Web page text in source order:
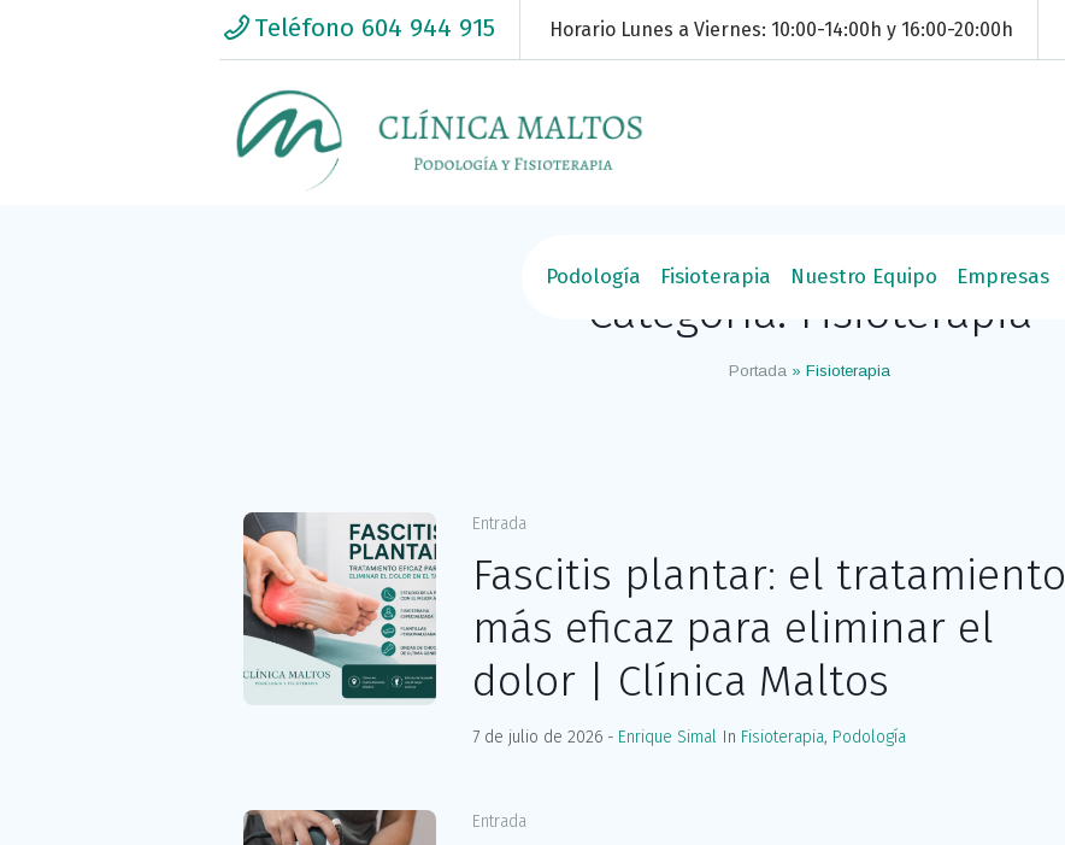
Teléfono 604 944 915 Horario Lunes a Viernes: 10:00-14:00h y 16:00-20:00h
C/Treviño 11 - Cuatro Caminos / Chamberí -
Podología Fisioterapia Nuestro Equipo Empresas
Categoría: Fisioterapia
Portada » Fisioterapia
Entrada
Fascitis plantar: el tratamiento
más eficaz para eliminar el
dolor | Clínica Maltos
7 de julio de 2026 Enrique Simal In Fisioterapia, Podología
Entrada